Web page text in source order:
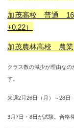
加茂高校 普通
+0.22）
加茂農林高校 農
クラス数の減少が理由な
す。
来週2月26日（月）～28日
3月7日・8日が試験。合格